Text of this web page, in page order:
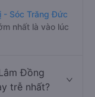
- Sóc Trăng Đức
nhất là vào lúc
Đồng
trễ nhất?